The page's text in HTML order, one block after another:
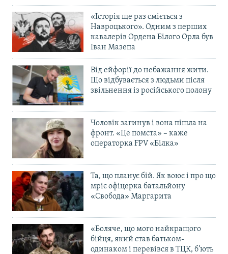
«Історія ще раз сміється з
Навроцького». Одним з перших
кавалерів Ордена Білого Орла був
Іван Мазепа
Від ейфорії до небажання жити.
Що відбувається з людьми після
звільнення із російського полону
Чоловік загинув і вона пішла на
фронт. «Це помста» – каже
операторка FPV «Білка»
Та, що планує бій. Як воює і про що
мріє офіцерка батальйону
«Свобода» Маргарита
«Боляче, що мого найкращого
бійця, який став батьком-
одинаком і перевівся в ТЦК, б’ють